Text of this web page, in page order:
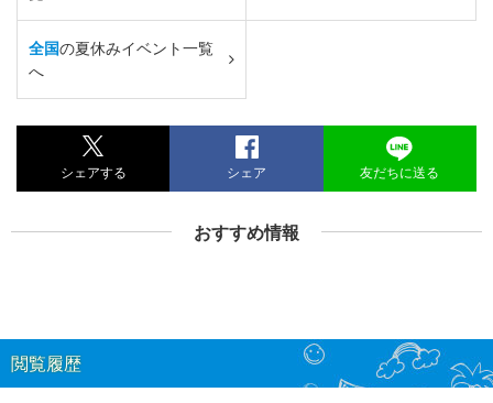
全国の夏休みイベント一覧
へ
シェアする シェア 友だちに送る
おすすめ情報
閲覧履歴